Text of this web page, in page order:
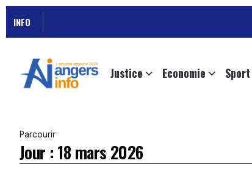
INFO
Justice Economie Sport
Parcourir
Jour : 18 mars 2026